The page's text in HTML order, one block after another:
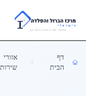
Skip to main content
דף
הבית
אזורי
שירות